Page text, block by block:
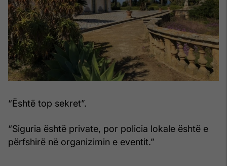
“Është top sekret”.
“Siguria është private, por policia lokale është e
përfshirë në organizimin e eventit.”